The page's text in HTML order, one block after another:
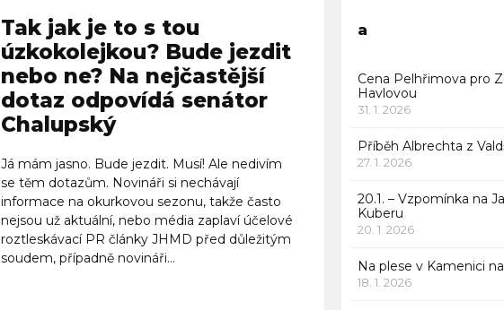
Tak jak je to s tou
úzkokolejkou? Bude jezdit
nebo ne? Na nejčastější
dotaz odpovídá senátor
Chalupský
Já mám jasno. Bude jezdit. Musí! Ale nedivím
se těm dotazům. Novináři si nechávají
informace na okurkovou sezonu, takže často
nejsou už aktuální, nebo média zaplaví účelové
roztleskávací PR články JHMD před důležitým
soudem, případně novináři...
a
Cena Pelhřimova pro
Havlovou
31. 1. 2026
Příběh Albrechta z
27. 1. 2026
20.1. – Vzpomínka na
Kuberu
20. 1. 2026
Na plese v Kamenici
18. 1. 2026